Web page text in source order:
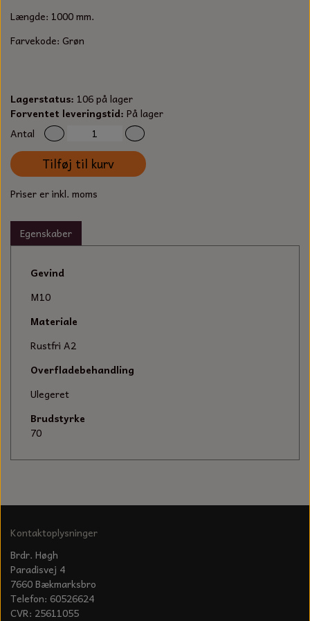
DYBEL
TÆNDRØR
SPÆNDEBÅND
BENSINSLANGE OG FILTRE
UNIVERSAL KABLER OG TILBEHØR
UNIVERSAL REMSKIVER OG STYRERULLER
STIKSAV KLINGER
ARBEJDSLYS
MEJSLER
VÆRKTØJSSÆT
Længde: 1000 mm.
Farvekode: Grøn
Lagerstatus: 106 på lager
Forventet leveringstid: På lager
Antal
Tilføj til kurv
Priser er inkl. moms
Egenskaber
Gevind
M10
Materiale
Rustfri A2
Overfladebehandling
Ulegeret
Brudstyrke
70
Kontaktoplysninger
Brdr. Høgh
Paradisvej 4
7660 Bækmarksbro
Telefon: 60526624
CVR: 25611055